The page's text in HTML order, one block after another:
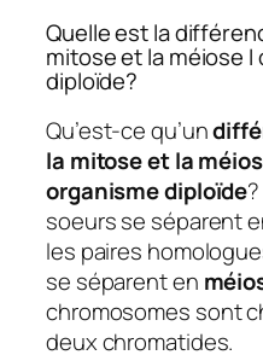
Quelle est la
mitose et la méiose
diploïde?
Qu’est-ce qu’un
la mitose et la
organisme diploïde
soeurs se séparent
les paires
se séparent en
chromosomes sont
deux chromatides.